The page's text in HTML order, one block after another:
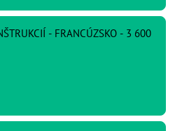
- FRANCÚZSKO - 3 600